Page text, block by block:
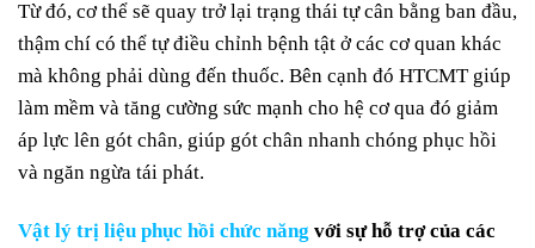
Từ đó, cơ thể sẽ quay trở lại trạng thái tự cân bằng ban đầu,
thậm chí có thể tự điều chỉnh bệnh tật ở các cơ quan khác
mà không phải dùng đến thuốc. Bên cạnh đó HTCMT giúp
làm mềm và tăng cường sức mạnh cho hệ cơ qua đó giảm
áp lực lên gót chân, giúp gót chân nhanh chóng phục hồi
và ngăn ngừa tái phát.
Vật lý trị liệu phục hồi chức năng với sự hỗ trợ của các